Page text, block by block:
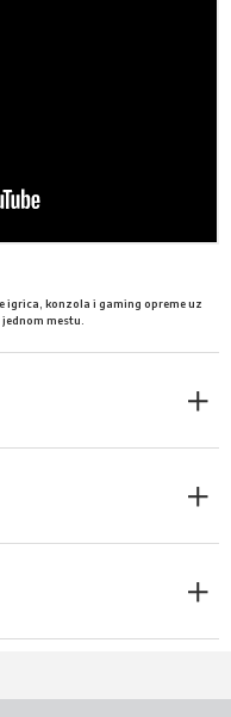
igrica, konzola i gaming opreme uz
mestu.